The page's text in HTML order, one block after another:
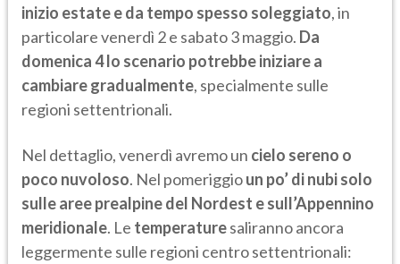
inizio estate e da tempo spesso soleggiato, in
particolare venerdì 2 e sabato 3 maggio. Da
domenica 4 lo scenario potrebbe iniziare a
cambiare gradualmente, specialmente sulle
regioni settentrionali.
Nel dettaglio, venerdì avremo un cielo sereno o
poco nuvoloso. Nel pomeriggioun po’ di nubi solo
sulle aree prealpine del Nordest e sull’Appennino
meridionale. Le temperaturesaliranno ancora
leggermente sulle regioni centro settentrionali: